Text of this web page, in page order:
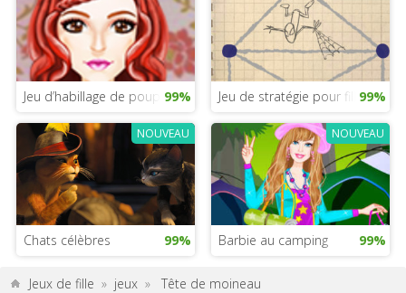
Jeu d’habillage de poupées surprise LOL
99% Jeu de stratégie pour filles99%
NOUVEAU
Chats célèbres 99%
NOUVEAU
Barbie au camping 99%
Jeux de fille » jeux » Tête de moineau